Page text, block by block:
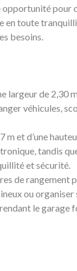
pour
toute
besoins.
largeur de 2,30
véhicules,
et d’une
tandis
et sécurité.
de
ou organiser
le garage